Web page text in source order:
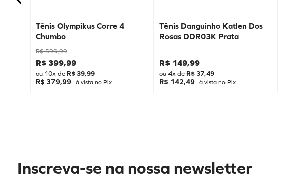
Tênis Olympikus Corre 4
Chumbo
R$ 599,99
R$ 399,99
ou 10x de R$ 39,99
R$ 379,99 à vista no Pix
Tênis Danguinho Katlen Dos
Rosas DDR03K Prata
R$ 149,99
ou4x de R$ 37,49
R$ 142,49 à vista no Pix
Inscreva-se na nossa newsletter